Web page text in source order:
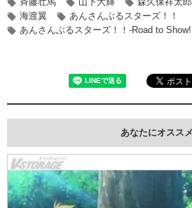
海渡翼
あんさんぶるスターズ！！
あんさんぶるスターズ！！-Road to
あなたにオススメ